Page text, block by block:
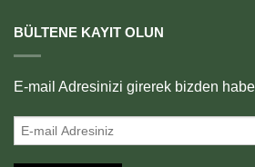
BÜLTENE KAYIT OLUN
E-mail Adresinizi girerek bizden